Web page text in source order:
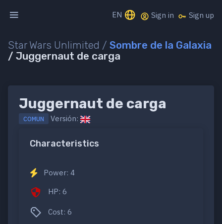
EN Sign in Sign up
Star Wars Unlimited / Sombre de la Galaxia
/ Juggernaut de carga
Juggernaut de carga
COMUN Versión:
Characteristics
Power: 4
HP: 6
Cost: 6